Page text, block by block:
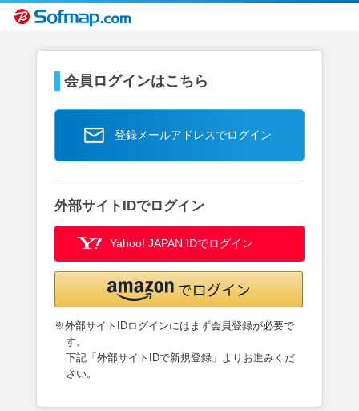
会員ログインはこちら
登録メールアドレスでログイン
外部サイトIDでログイン
Yahoo! JAPAN IDでログイン
※外部サイトIDログインにはまず会員登録が必要で
す。
下記「外部サイトIDで新規登録」よりお進みくだ
さい。